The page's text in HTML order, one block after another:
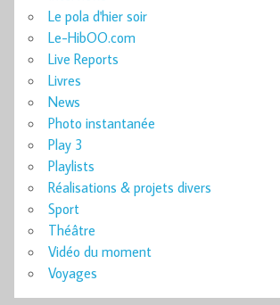
Le pola d'hier soir
Le-HibOO.com
Live Reports
Livres
News
Photo instantanée
Play 3
Playlists
Réalisations & projets divers
Sport
Théâtre
Vidéo du moment
Voyages